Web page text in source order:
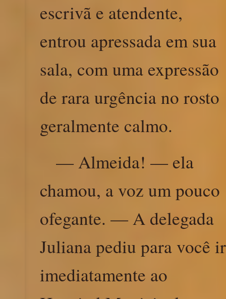
escrivã e atendente,
entrou apressada em sua
sala, com uma expressão
de rara urgência no rosto
geralmente calmo.
— Almeida! — ela
chamou, a voz um pouco
ofegante. — A delegada
Juliana pediu para você ir
imediatamente ao